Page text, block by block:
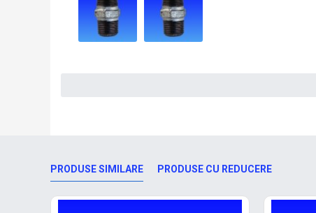
PRODUSE SIMILARE PRODUSE CU REDUCERE